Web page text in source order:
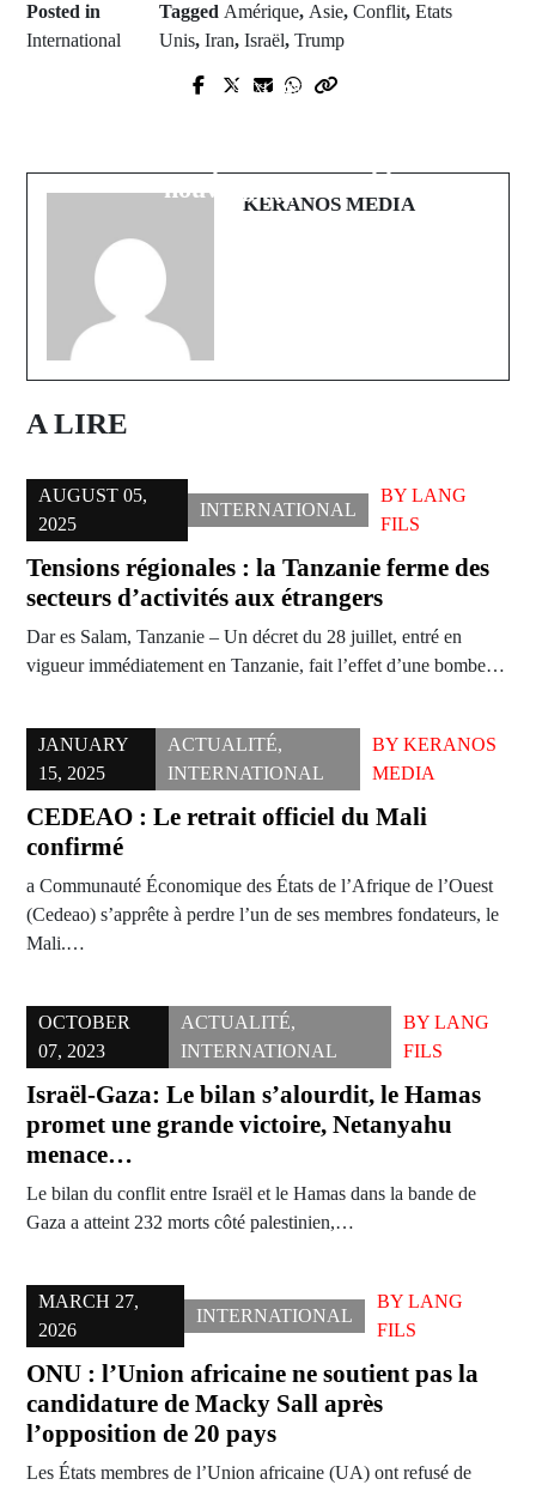
Posted in
International
Tagged Amérique, Asie,Conflit,Etats
Unis,Iran,Israël,Trump
Renforcement de l'Économie Sociale
local
Next Post
nouveaux accords.
KERANOS MEDIA
A LIRE
AUGUST 05,
2025
INTERNATIONAL
BY LANG
FILS
Tensions régionales : la Tanzanie ferme des
secteurs d’activités aux étrangers
Dar es Salam, Tanzanie – Un décret du 28 juillet, entré en
vigueur immédiatement en Tanzanie, fait l’effet d’une bombe…
JANUARY
15, 2025
ACTUALITÉ,
INTERNATIONAL
BY KERANOS
MEDIA
CEDEAO : Le retrait officiel du Mali
confirmé
a Communauté Économique des États de l’Afrique de l’Ouest
(Cedeao) s’apprête à perdre l’un de ses membres fondateurs, le
Mali.…
OCTOBER
07, 2023
ACTUALITÉ,
INTERNATIONAL
BYLANG
FILS
Israël-Gaza: Le bilan s’alourdit, le Hamas
promet une grande victoire, Netanyahu
menace…
Le bilan du conflit entre Israël et le Hamas dans la bande de
Gaza a atteint 232 morts côté palestinien,…
MARCH 27,
2026
INTERNATIONAL
BY LANG
FILS
ONU : l’Union africaine ne soutient pas la
candidature de Macky Sall après
l’opposition de 20 pays
Les États membres de l’Union africaine (UA) ont refusé de